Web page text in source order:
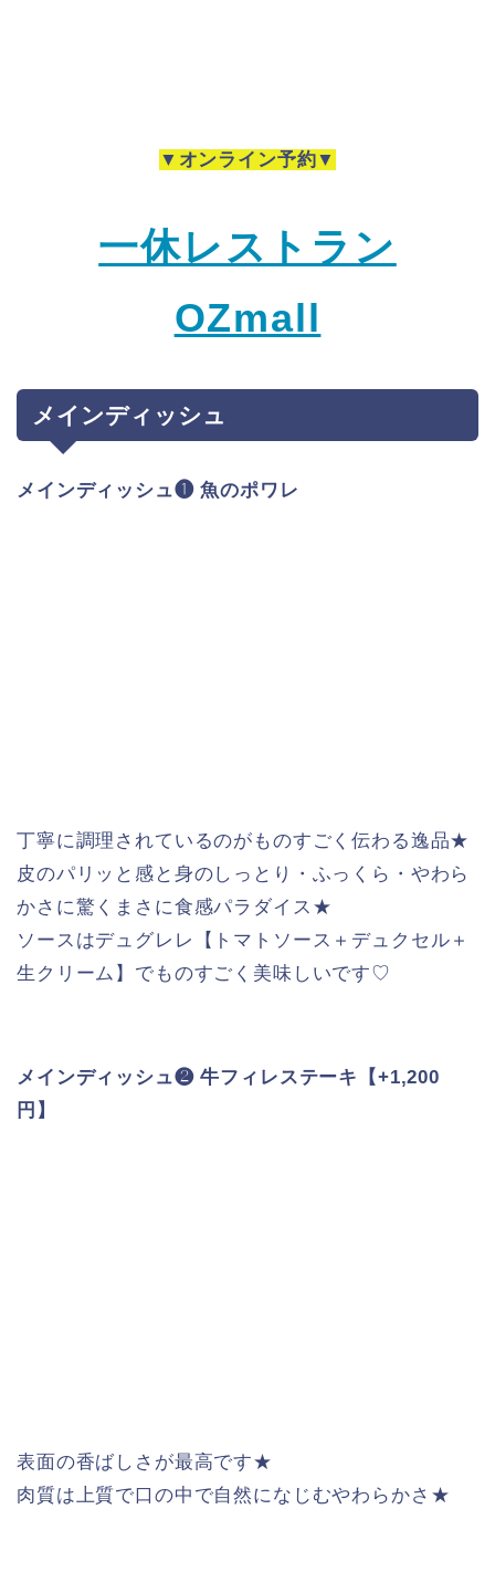
▼オンライン予約▼
一休レストラン
OZmall
メインディッシュ
メインディッシュ❶ 魚のポワレ
丁寧に調理されているのがものすごく伝わる逸品★
皮のパリッと感と身のしっとり・ふっくら・やわら
かさに驚くまさに食感パラダイス★
ソースはデュグレレ【トマトソース＋デュクセル＋
生クリーム】でものすごく美味しいです♡
メインディッシュ❷ 牛フィレステーキ【+1,200
円】
表面の香ばしさが最高です★
肉質は上質で口の中で自然になじむやわらかさ★